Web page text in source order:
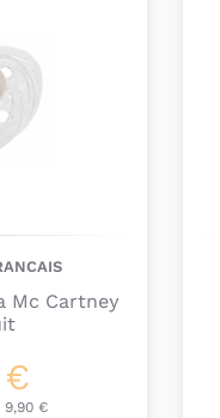
Mc Cartney
9,90 €